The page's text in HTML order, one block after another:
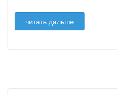
читать дальше